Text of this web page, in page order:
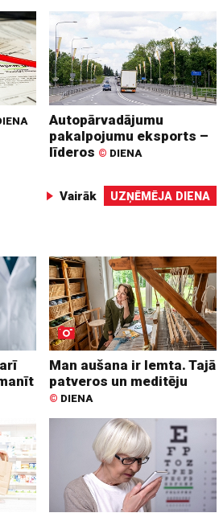
Autopārvadājumu
pakalpojumu eksports –
līderos © DIENA
Vairāk UZŅĒMĒJA DIENA
Man aušana ir lemta. Tajā
patveros un meditēju
© DIENA